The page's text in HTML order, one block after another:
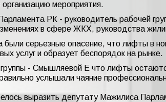
мероприятия.
РК - руководитель рабочей
в сфере ЖКХ, руководства
серьезные опасение, что лифты в
услуг и образует беспорядок на рынке.
- Смышляевой Е что лифты
услышали чаяние
выразить депутату Мажилиса